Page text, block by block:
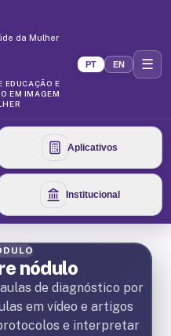
da Mulher
EDUCAÇÃO E
EM IMAGEM
PT EN ☰
Aplicativos
Institucional
nódulo
de diagnóstico por
em vídeo e artigos
e interpretar